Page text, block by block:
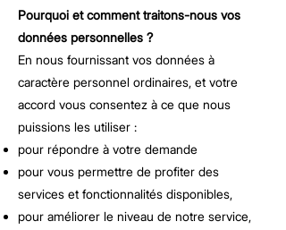
Pourquoi et comment traitons-nous vos
données personnelles ?
En nous fournissant vos données à
caractère personnel ordinaires, et votre
accord vous consentez à ce que nous
puissions les utiliser :
pour répondre à votre demande
pour vous permettre de profiter des
services et fonctionnalités disponibles,
pour améliorer le niveau de notre service,